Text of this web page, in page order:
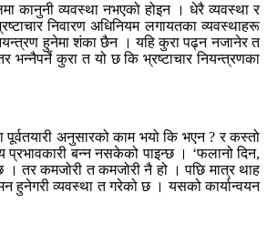
कानुनी व्यवस्था नभएको होइन । धेरै व्यवस्था र
निवारण अधिनियम लगायतका व्यवस्थाहरू
हुनेमा शंका छैन । यहि कुरा पढ्न नजानेर त
भन्नैपर्ने कुरा त यो छ कि भ्रष्टाचार नियन्त्रणका
अनुसारको काम भयो कि भएन ? र कस्तो
बन्न नसकेको पाइन्छ । ‘फलानो दिन,
। तर कमजोरी त कमजोरी नै हो । पछि मात्र थाह
हुनेगरी व्यवस्था त गरेको छ । यसको कार्यान्वयन